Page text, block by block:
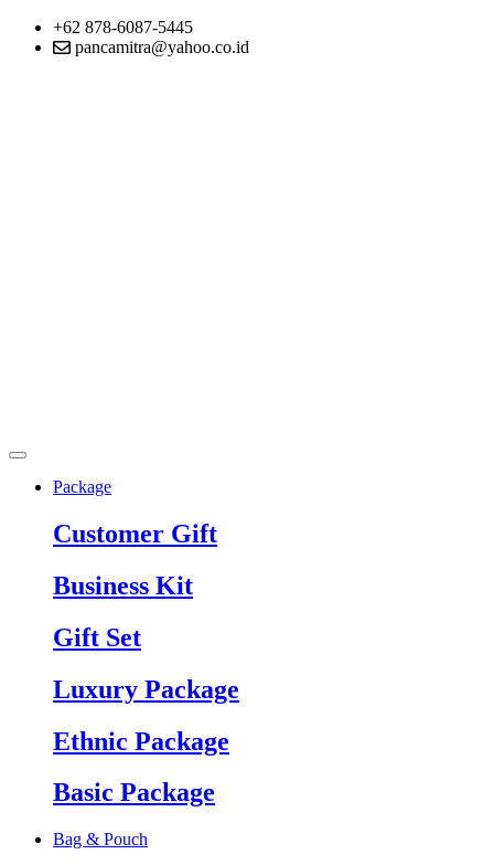
+62 878-6087-5445
pancamitra@yahoo.co.id
Package
Customer Gift
Business Kit
Gift Set
Luxury Package
Ethnic Package
Basic Package
Bag & Pouch